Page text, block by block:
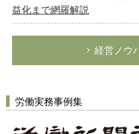
どのカテゴリー
選択してください
益化まで網羅解説
経営ノウ
労働実務事例集